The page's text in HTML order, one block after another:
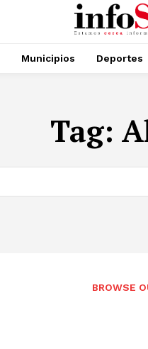
Municipios Deportes
Tag:
BROWSE